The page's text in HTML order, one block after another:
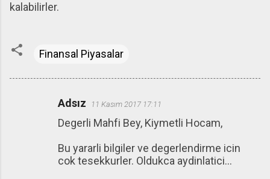
kalabilirler.
Finansal Piyasalar
Adsız 11 Kasım 2017 17:11
Degerli Mahfi Bey, Kiymetli Hocam,
Bu yararli bilgiler ve degerlendirme icin
cok tesekkurler. Oldukca aydinlatici...